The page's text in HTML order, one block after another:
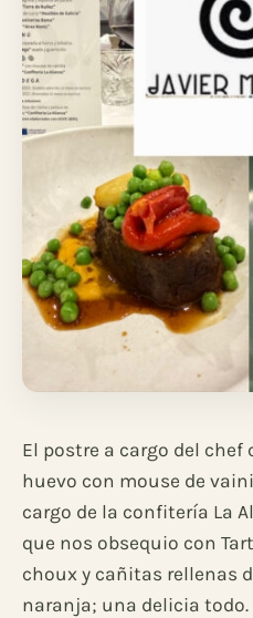
El postre a cargo del
huevo con mouse de
cargo de la confitería La
que nos obsequio con
choux y cañitas rellenas
naranja; una delicia todo.